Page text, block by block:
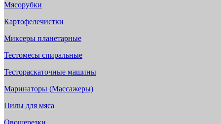
Мясорубки
Картофелечистки
Миксеры планетарные
Тестомесы спиральные
Тестораскаточные машины
Маринаторы (Массажеры)
Пилы для мяса
Овощерезки